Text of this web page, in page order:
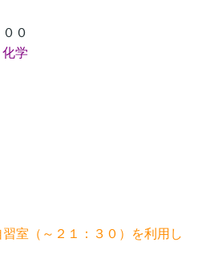
０
学
室（～２１：３０）を利用し